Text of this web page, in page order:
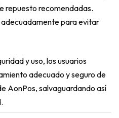
repuesto recomendadas.
para evitar
y uso, los usuarios
adecuado y seguro de
AonPos, salvaguardando así